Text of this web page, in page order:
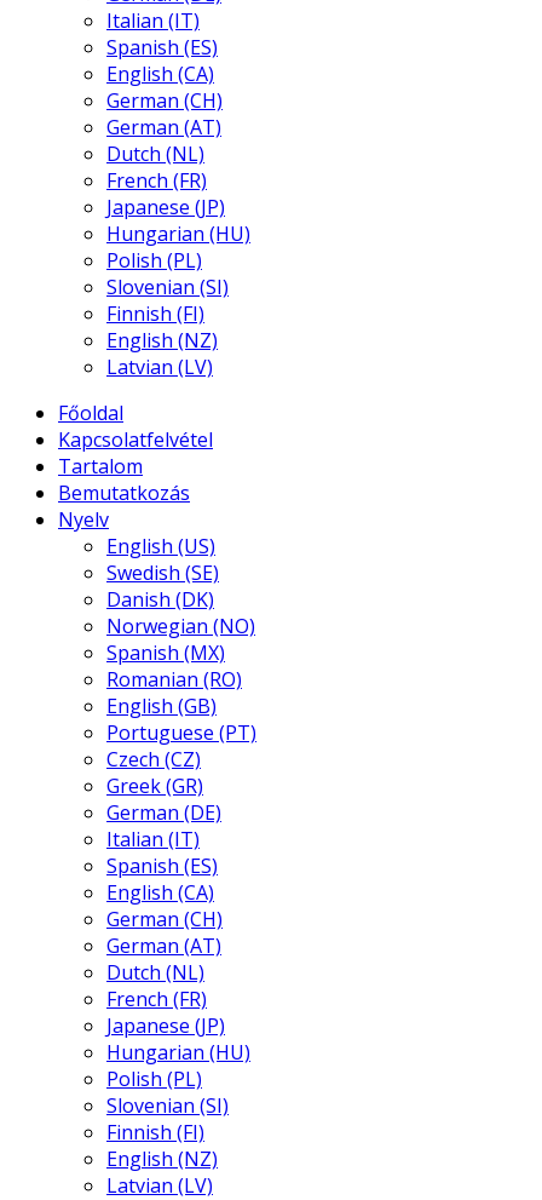
Italian (IT)
Spanish (ES)
English (CA)
German (CH)
German (AT)
Dutch (NL)
French (FR)
Japanese (JP)
Hungarian (HU)
Polish (PL)
Slovenian (SI)
Finnish (FI)
English (NZ)
Latvian (LV)
Főoldal
Kapcsolatfelvétel
Tartalom
Bemutatkozás
Nyelv
English (US)
Swedish (SE)
Danish (DK)
Norwegian (NO)
Spanish (MX)
Romanian (RO)
English (GB)
Portuguese (PT)
Czech (CZ)
Greek (GR)
German (DE)
Italian (IT)
Spanish (ES)
English (CA)
German (CH)
German (AT)
Dutch (NL)
French (FR)
Japanese (JP)
Hungarian (HU)
Polish (PL)
Slovenian (SI)
Finnish (FI)
English (NZ)
Latvian (LV)